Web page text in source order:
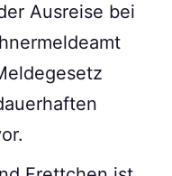
Ausreise bei